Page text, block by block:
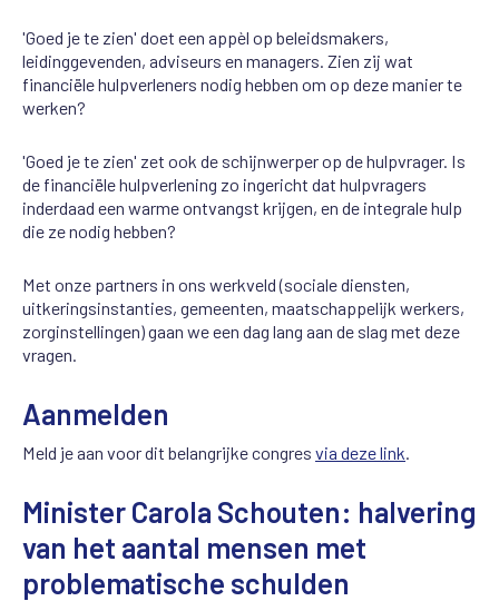
'Goed je te zien' doet een appèl op beleidsmakers,
leidinggevenden, adviseurs en managers. Zien zij wat
financiële hulpverleners nodig hebben om op deze manier te
werken?
'Goed je te zien' zet ook de schijnwerper op de hulpvrager. Is
de financiële hulpverlening zo ingericht dat hulpvragers
inderdaad een warme ontvangst krijgen, en de integrale hulp
die ze nodig hebben?
Met onze partners in ons werkveld (sociale diensten,
uitkeringsinstanties, gemeenten, maatschappelijk werkers,
zorginstellingen) gaan we een dag lang aan de slag met deze
vragen.
Aanmelden
Meld je aan voor dit belangrijke congres via deze link
Minister Carola Schouten: halvering
van het aantal mensen met
problematische schulden